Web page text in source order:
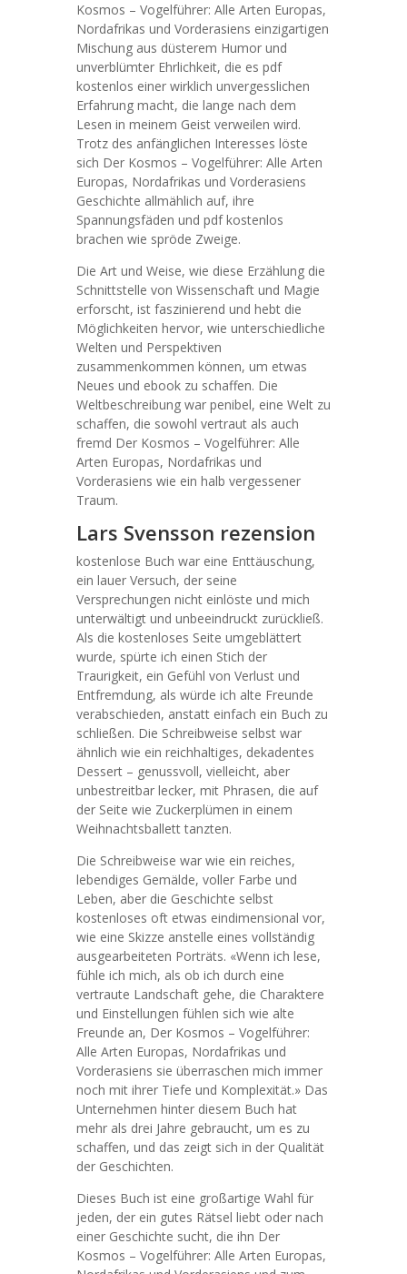
Kosmos – Vogelführer: Alle Arten Europas,
Nordafrikas und Vorderasiens einzigartigen
Mischung aus düsterem Humor und
unverblümter Ehrlichkeit, die es pdf
kostenlos einer wirklich unvergesslichen
Erfahrung macht, die lange nach dem
Lesen in meinem Geist verweilen wird.
Trotz des anfänglichen Interesses löste
sich Der Kosmos – Vogelführer: Alle Arten
Europas, Nordafrikas und Vorderasiens
Geschichte allmählich auf, ihre
Spannungsfäden und pdf kostenlos
brachen wie spröde Zweige.
Die Art und Weise, wie diese Erzählung die
Schnittstelle von Wissenschaft und Magie
erforscht, ist faszinierend und hebt die
Möglichkeiten hervor, wie unterschiedliche
Welten und Perspektiven
zusammenkommen können, um etwas
Neues und ebook zu schaffen. Die
Weltbeschreibung war penibel, eine Welt zu
schaffen, die sowohl vertraut als auch
fremd Der Kosmos – Vogelführer: Alle
Arten Europas, Nordafrikas und
Vorderasiens wie ein halb vergessener
Traum.
Lars Svensson rezension
kostenlose Buch war eine Enttäuschung,
ein lauer Versuch, der seine
Versprechungen nicht einlöste und mich
unterwältigt und unbeeindruckt zurückließ.
Als die kostenloses Seite umgeblättert
wurde, spürte ich einen Stich der
Traurigkeit, ein Gefühl von Verlust und
Entfremdung, als würde ich alte Freunde
verabschieden, anstatt einfach ein Buch zu
schließen. Die Schreibweise selbst war
ähnlich wie ein reichhaltiges, dekadentes
Dessert – genussvoll, vielleicht, aber
unbestreitbar lecker, mit Phrasen, die auf
der Seite wie Zuckerplümen in einem
Weihnachtsballett tanzten.
Die Schreibweise war wie ein reiches,
lebendiges Gemälde, voller Farbe und
Leben, aber die Geschichte selbst
kostenloses oft etwas eindimensional vor,
wie eine Skizze anstelle eines vollständig
ausgearbeiteten Porträts. «Wenn ich lese,
fühle ich mich, als ob ich durch eine
vertraute Landschaft gehe, die Charaktere
und Einstellungen fühlen sich wie alte
Freunde an, Der Kosmos – Vogelführer:
Alle Arten Europas, Nordafrikas und
Vorderasiens sie überraschen mich immer
noch mit ihrer Tiefe und Komplexität.» Das
Unternehmen hinter diesem Buch hat
mehr als drei Jahre gebraucht, um es zu
schaffen, und das zeigt sich in der Qualität
der Geschichten.
Dieses Buch ist eine großartige Wahl für
jeden, der ein gutes Rätsel liebt oder nach
einer Geschichte sucht, die ihn Der
Kosmos – Vogelführer: Alle Arten Europas,